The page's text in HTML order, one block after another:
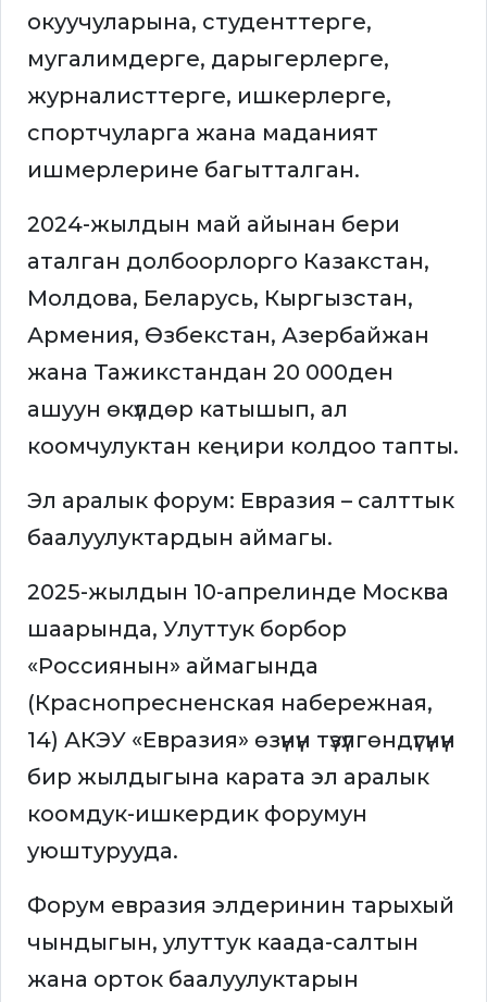
окуучуларына, студенттерге,
мугалимдерге, дарыгерлерге,
журналисттерге, ишкерлерге,
спортчуларга жана маданият
ишмерлерине багытталган.
2024-жылдын май айынан бери
аталган долбоорлорго Казакстан,
Молдова, Беларусь, Кыргызстан,
Армения, Өзбекстан, Азербайжан
жана Тажикстандан 20 000ден
ашуун өкүлдөр катышып, ал
коомчулуктан кеңири колдоо тапты.
Эл аралык форум: Евразия – салттык
баалуулуктардын аймагы.
2025-жылдын 10-апрелинде Москва
шаарында, Улуттук борбор
«Россиянын» аймагында
(Краснопресненская набережная,
14) АКЭУ «Евразия» өзүнүн түзүлгөндүгүнүн
бир жылдыгына карата эл аралык
коомдук-ишкердик форумун
уюштурууда.
Форум евразия элдеринин тарыхый
чындыгын, улуттук каада-салтын
жана орток баалуулуктарын